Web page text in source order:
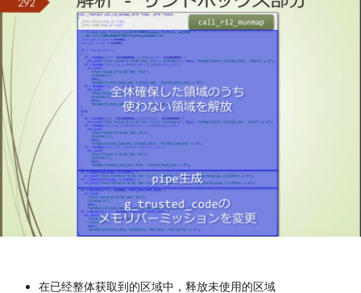
在已经整体获取到的区域中，释放未使用的区域